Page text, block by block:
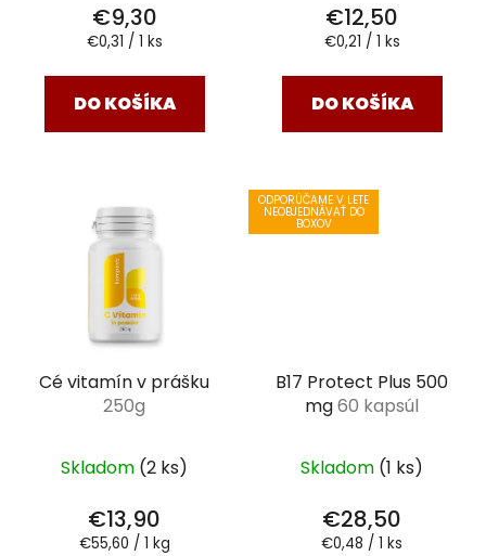
€9,30
Jednotková
€0,31 / 1 ks
DO KOŠÍKA
€12,50
Jednotková
€0,21 / 1 ks
DO KOŠÍKA
Cé vitamín v prášku
250g
Skladom (2 ks)
€13,90
Jednotková
€55,60 / 1 kg
ODPORÚČAME V LETE
NEOBJEDNÁVAŤ DO
BOXOV
B17 Protect Plus 500
mg60 kapsúl
Skladom (1 ks)
€28,50
Jednotková
€0,48 / 1 ks